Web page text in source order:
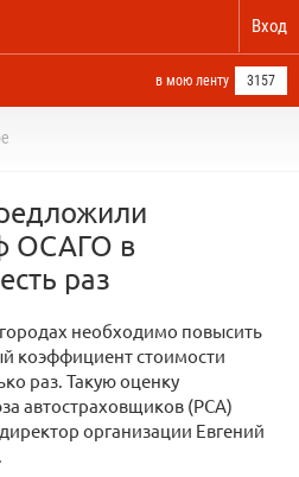
Вход
в мою ленту 3157
ОСАГО в
раз
необходимо повысить
коэффициент стоимости
раз. Такую оценку
автостраховщиков (РСА)
организации Евгений